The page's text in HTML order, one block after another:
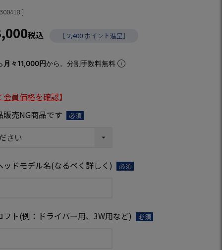
税込 ［ 2,400 ポイント進呈］
月々11,000円から。分割手数料無料
会員価格を確認】
売NG商品です
ドモデル名(なるべく詳しく)
ト(例：ドライバー用、3W用など)